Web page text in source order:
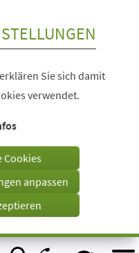
Sie sich damit
verwendet.
Cookies
anpassen